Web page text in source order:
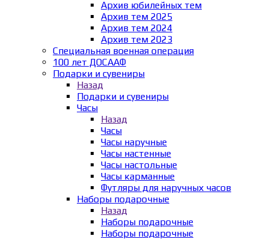
Архив юбилейных тем
Архив тем 2025
Архив тем 2024
Архив тем 2023
Специальная военная операция
100 лет ДОСААФ
Подарки и сувениры
Назад
Подарки и сувениры
Часы
Назад
Часы
Часы наручные
Часы настенные
Часы настольные
Часы карманные
Футляры для наручных часов
Наборы подарочные
Назад
Наборы подарочные
Наборы подарочные